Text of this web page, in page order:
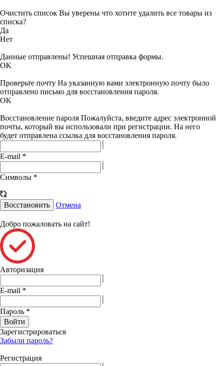
Очистить список Вы уверены что хотите удалить все товары из
списка?
Да
Нет
Данные отправлены! Успешная отправка формы.
OK
Проверьте почту На указанную вами электронную почту было
отправлено письмо для восстановления пароля.
OK
Восстановление пароля Пожалуйста, введите адрес электронной
почты, который вы использовали при регистрации. На него
будет отправлена ссылка для восстановления пароля.
E-mail *
Символы *
Восстановить Отмена
Добро пожаловать на сайт!
Авторизация
E-mail *
Пароль *
Войти
Зарегистрироваться
Забыли пароль?
Регистрация